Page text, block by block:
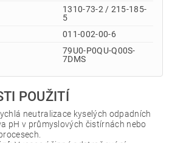
1310-73-2 / 215-185-
5
011-002-00-6
79U0-P0QU-Q00S-
7DMS
POUŽITÍ
neutralizace kyselých odpadních
pH v průmyslových čistírnách nebo